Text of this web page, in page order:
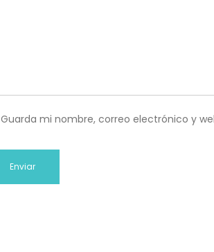
Guarda mi nombre, correo electrónico y